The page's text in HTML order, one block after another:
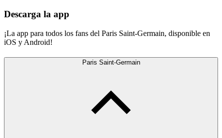
Descarga la app
¡La app para todos los fans del Paris Saint-Germain, disponible en
iOS y Android!
Paris Saint-Germain